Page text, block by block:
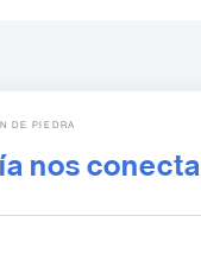
DE PIEDRA
nos conecta